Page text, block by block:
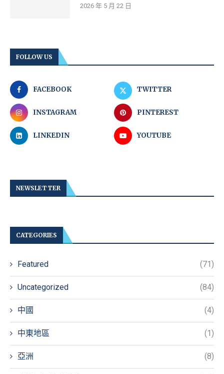
2026 年 5 月 22 日
FOLLOW US
FACEBOOK TWITTER
INSTAGRAM PINTEREST
LINKEDIN YOUTUBE
NEWSLETTER
CATEGORIES
Featured (71)
Uncategorized (84)
中國 (4)
中東地區 (1)
亞洲 (8)